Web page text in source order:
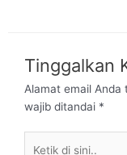
Tinggalkan
Alamat email Anda
wajib ditandai *